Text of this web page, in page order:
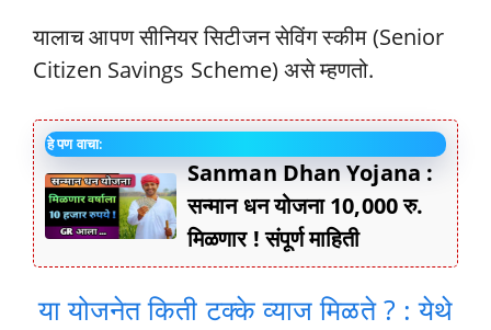
यालाच आपण सीनियर सिटीजन सेविंग स्कीम (Senior
Citizen Savings Scheme) असे म्हणतो.
हे पण वाचा:
Sanman Dhan Yojana :
सन्मान धन योजना 10,000 रु.
मिळणार ! संपूर्ण माहिती
या योजनेत किती टक्के व्याज मिळते ? : येथे